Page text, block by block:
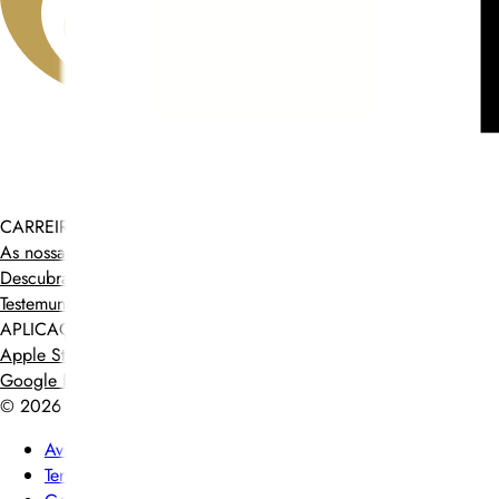
CARREIRAS NA RELAIS & CHÂTEAUX
As nossas ofertas
Descubra a Relais & Châteaux
Testemunhos
APLICAÇÕES MÓVEIS
Apple Store
Google Play
© 2026
Aviso legal
Termos e condições